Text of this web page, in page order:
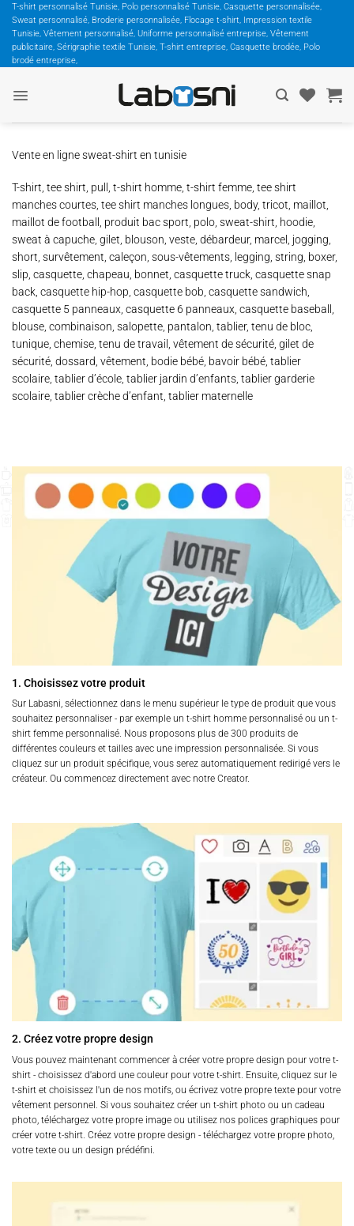
Passer
contenu
T-shirt personnalisé Tunisie, Polo personnalisé Tunisie, Casquette personnalisée,
Sweat personnalisé, Broderie personnalisée, Flocage t-shirt, Impression textile
Tunisie, Vêtement personnalisé, Uniforme personnalisé entreprise, Vêtement
publicitaire, Sérigraphie textile Tunisie, T-shirt entreprise, Casquette brodée, Polo
brodé entreprise,
Vente en ligne sweat-shirt en tunisie
T-shirt, tee shirt, pull, t-shirt homme, t-shirt femme, tee shirt
manches courtes, tee shirt manches longues, body, tricot, maillot,
maillot de football, produit bac sport, polo, sweat-shirt, hoodie,
sweat à capuche, gilet, blouson, veste, débardeur, marcel, jogging,
short, survêtement, caleçon, sous-vêtements, legging, string, boxer,
slip, casquette, chapeau, bonnet, casquette truck, casquette snap
back, casquette hip-hop, casquette bob, casquette sandwich,
casquette 5 panneaux, casquette 6 panneaux, casquette baseball,
blouse, combinaison, salopette, pantalon, tablier, tenu de bloc,
tunique, chemise, tenu de travail, vêtement de sécurité, gilet de
sécurité, dossard, vêtement, bodie bébé, bavoir bébé, tablier
scolaire, tablier d’école, tablier jardin d’enfants, tablier garderie
scolaire, tablier crèche d’enfant, tablier maternelle
1. Choisissez votre produit
Sur Labasni, sélectionnez dans le menu supérieur le type de produit que vous
souhaitez personnaliser - par exemple un t-shirt homme personnalisé ou un t-
shirt femme personnalisé. Nous proposons plus de 300 produits de
différentes couleurs et tailles avec une impression personnalisée. Si vous
cliquez sur un produit spécifique, vous serez automatiquement redirigé vers le
créateur. Ou commencez directement avec notre Creator.
2. Créez votre propre design
Vous pouvez maintenant commencer à créer votre propre design pour votre t-
shirt - choisissez d'abord une couleur pour votre t-shirt. Ensuite, cliquez sur le
t-shirt et choisissez l'un de nos motifs, ou écrivez votre propre texte pour votre
vêtement personnel. Si vous souhaitez créer un t-shirt photo ou un cadeau
photo, téléchargez votre propre image ou utilisez nos polices graphiques pour
créer votre t-shirt. Créez votre propre design - téléchargez votre propre photo,
votre texte ou un design prédéfini.